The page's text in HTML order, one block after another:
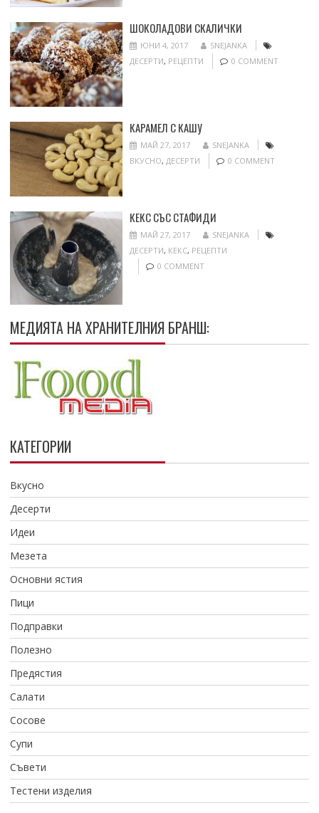
ШОКОЛАДОВИ СКАЛИЧКИ
ЮНИ 4, 2017
SNEJANKA
ДЕСЕРТИ, РЕЦЕПТИ 0 COMMENT
КАРАМЕЛ С КАШУ
МАЙ 27, 2017
SNEJANKA
ВКУСНО, ДЕСЕРТИ 0 COMMENT
КЕКС СЪС СТАФИДИ
МАЙ 27, 2017
SNEJANKA
ДЕСЕРТИ, КЕКС, РЕЦЕПТИ
0 COMMENT
МЕДИЯТА НА ХРАНИТЕЛНИЯ БРАНШ:
КАТЕГОРИИ
Вкусно
Десерти
Идеи
Мезета
Основни ястия
Пици
Подправки
Полезно
Предястия
Салати
Сосове
Супи
Съвети
Тестени изделия